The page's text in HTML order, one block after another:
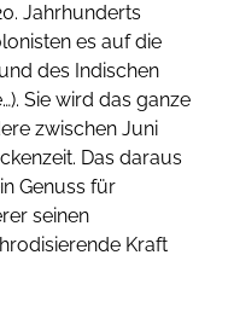
Jahrhunderts
es auf die
des Indischen
Sie wird das ganze
zwischen Juni
Das daraus
Genuss für
seinen
Kraft